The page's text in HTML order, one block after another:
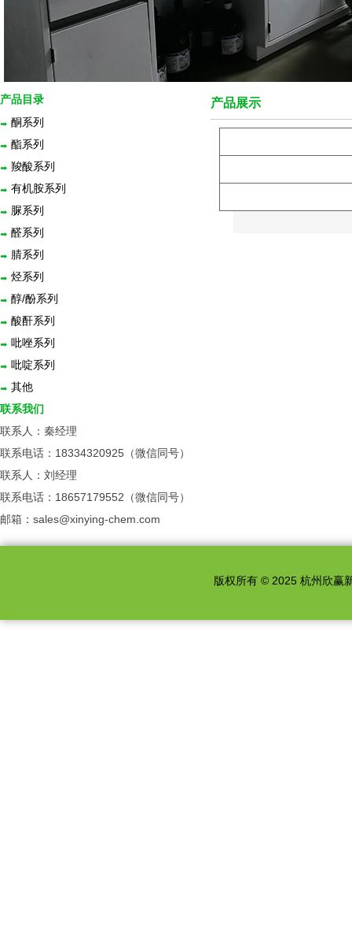
产品目录
酮系列
酯系列
羧酸系列
有机胺系列
脲系列
醛系列
腈系列
烃系列
醇/酚系列
酸酐系列
吡唑系列
吡啶系列
其他
联系我们
联系人：秦经理
联系电话：18334320925（微信同号）
联系人：刘经理
联系电话：18657179552（微信同号）
邮箱：sales@xinying-chem.com
产品展示
版权所有 © 2025 杭州欣赢